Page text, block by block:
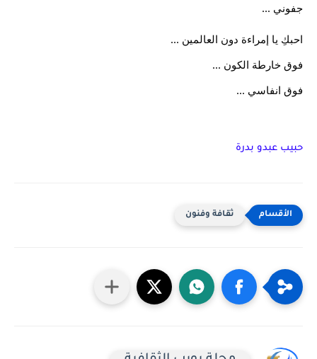
جفوني ...
احبكِ يا إمراءة دون العالمين ...
فوق خارطة الكون ...
فوق انفاسي ...
حبيب عبدو بدرة
ثقافة وفنون